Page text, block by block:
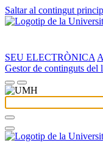
Saltar al contingut
SEU ELECTRÒNICA
Gestor de continguts del